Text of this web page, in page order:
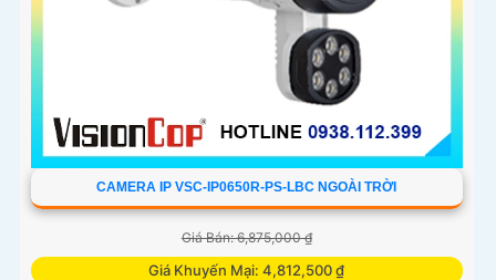
CAMERA IP VSC-IP0650R-PS-LBC NGOÀI TRỜI
Giá Bán: 6,875,000 ₫
Giá Khuyến Mại: 4,812,500 ₫